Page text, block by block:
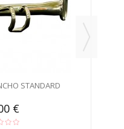
STANDARD
€